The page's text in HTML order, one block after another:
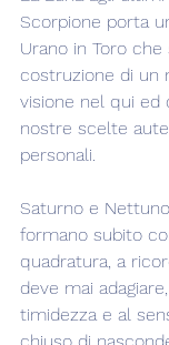
Scorpione porta
Urano in Toro
costruzione di un
visione nel qui ed
nostre scelte
personali.
Saturno e
formano subito
quadratura, a
deve mai
timidezza e al